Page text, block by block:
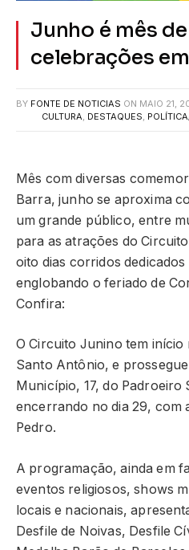
Junho é mês de
celebrações
BY FONTE DE NOTICIAS ON MAIO 21,
CULTURA, DESTAQUES,
Mês com diversas
Barra, junho se aproxima
um grande público, entre
para as atrações do
oito dias corridos dedicados
englobando o feriado de
Confira:
O Circuito Junino tem início
Santo Antônio, e
Município, 17, do Padroeiro
encerrando no dia 29, com
Pedro.
A programação, ainda em
eventos religiosos, shows
locais e nacionais,
Desfile de Noivas, Desfile